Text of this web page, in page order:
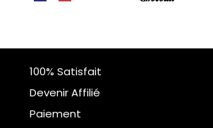
100% Satisfait
Devenir Affilié
Paiement